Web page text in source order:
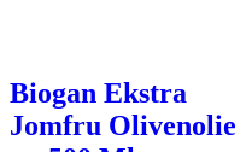
Biogan Ekstra
Jomfru Olivenolie